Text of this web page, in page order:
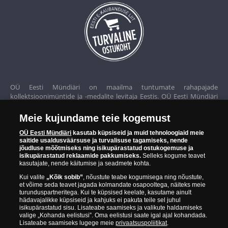
OÜ Eesti Mündiäri on maailma tuntumate rahapajade
kollektsioonimüntide ja -medalite levitaja Eestis. OÜ Eesti Mündiäri
Euroopa ühel suuremal mündilevitajate grupil "Samlerhuset
Group" on allüksused 14 Euroopa riigis. Ettevõtete grupile kuulub
Norra vanim, endine riiklik rahapaja, mis tegutseb alates 1686.
aastast. Norra mündikoda valmistab mõningaid ametlikke Norra ja
teiste riikide münte ning vermib igal aastal ka Nobeli rahupreemia
OÜ Eesti Mündiäri spetsialistid täiendavad pidevalt oma teadmisi,
külastades näitusi ja oksjoneid kogu maailmas. Tänu sellele pakub
ettevõte oma klientidele ainult kõrgeima kvaliteediga tooteid.
Meie kujundame teie kogemust
OÜ Eesti Mündiäri kasutab küpsiseid ja muid tehnoloogiaid meie
saitide usaldusväärsuse ja turvalisuse tagamiseks, nende
jõudluse mõõtmiseks ning isikupärastatud ostukogemuse ja
isikupärastatud reklaamide pakkumiseks. Selleks kogume teavet
kasutajate, nende käitumise ja seadmete kohta.
Kui valite „Kõik sobib”, nõustute teabe kogumisega ning nõustute,
et võime seda teavet jagada kolmandate osapooltega, näiteks meie
turunduspartneritega. Kui te küpsised keelate, kasutame ainult
hädavajalikke küpsiseid ja kahjuks ei pakuta teile sel juhul
isikupärastatud sisu. Lisateabe saamiseks ja valikute haldamiseks
valige „Kohanda eelistusi”. Oma eelistusi saate igal ajal kohandada.
Lisateabe saamiseks lugege meieprivaatsuspoliitikat.